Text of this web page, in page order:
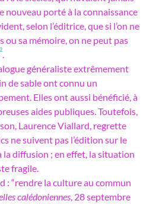
nouveau porté à la connaissance
selon l’éditrice, que si l’on ne
ou sa mémoire, on ne peut pas
2
généraliste extrêmement
de sable ont connu un
Elles ont aussi bénéficié, à
aides publiques. Toutefois,
Laurence Viallard, regrette
ne suivent pas l’édition sur le
la diffusion ; en effet, la situation
fragile.
: “rendre la culture au commun
calédoniennes , 28 septembre